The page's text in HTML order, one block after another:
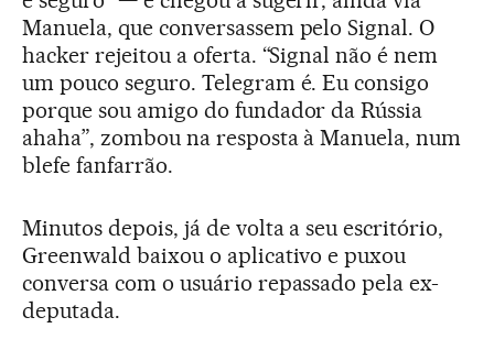
Manuela, que conversassem pelo Signal. O
hacker rejeitou a oferta. “Signal não é nem
um pouco seguro. Telegram é. Eu consigo
porque sou amigo do fundador da Rússia
ahaha”, zombou na resposta à Manuela, num
blefe fanfarrão.
Minutos depois, já de volta a seu escritório,
Greenwald baixou o aplicativo e puxou
conversa com o usuário repassado pela ex-
deputada.